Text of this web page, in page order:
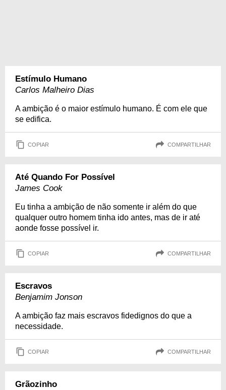
Estímulo Humano
Carlos Malheiro Dias
A ambição é o maior estímulo humano. É com ele que
se edifica.
COPIAR COMPARTILHAR
Até Quando For Possível
James Cook
Eu tinha a ambição de não somente ir além do que
qualquer outro homem tinha ido antes, mas de ir até
aonde fosse possível ir.
COPIAR COMPARTILHAR
Escravos
Benjamim Jonson
A ambição faz mais escravos fidedignos do que a
necessidade.
COPIAR COMPARTILHAR
Grãozinho